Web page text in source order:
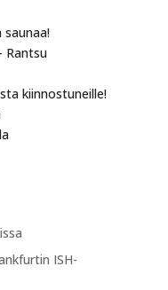
saunaa!
Rantsu
kiinnostuneille!
ISH-